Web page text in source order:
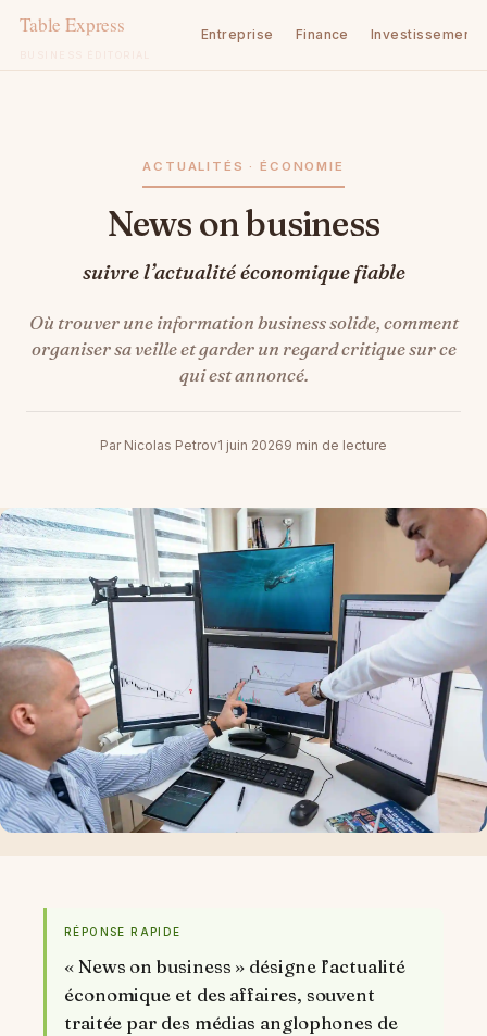
Entreprise Finance Investissement
ACTUALITÉS · ÉCONOMIE
News on business
suivre l’actualité économique fiable
Où trouver une information business solide, comment
organiser sa veille et garder un regard critique sur ce
qui est annoncé.
Par Nicolas Petrov1 juin 20269 min de lecture
RÉPONSE RAPIDE
« News on business » désigne l’actualité
économique et des affaires, souvent
traitée par des médias anglophones de